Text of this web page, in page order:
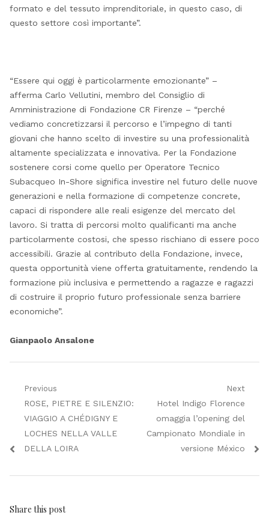
formato e del tessuto imprenditoriale, in questo caso, di
questo settore così importante”.
“Essere qui oggi è particolarmente emozionante” –
afferma Carlo Vellutini, membro del Consiglio di
Amministrazione di Fondazione CR Firenze – “perché
vediamo concretizzarsi il percorso e l’impegno di tanti
giovani che hanno scelto di investire su una professionalità
altamente specializzata e innovativa. Per la Fondazione
sostenere corsi come quello per Operatore Tecnico
Subacqueo In-Shore significa investire nel futuro delle nuove
generazioni e nella formazione di competenze concrete,
capaci di rispondere alle reali esigenze del mercato del
lavoro. Si tratta di percorsi molto qualificanti ma anche
particolarmente costosi, che spesso rischiano di essere poco
accessibili. Grazie al contributo della Fondazione, invece,
questa opportunità viene offerta gratuitamente, rendendo la
formazione più inclusiva e permettendo a ragazze e ragazzi
di costruire il proprio futuro professionale senza barriere
economiche”.
Gianpaolo Ansalone
Navigazione
articoli
Previous
Previous
post:
ROSE, PIETRE E SILENZIO:
VIAGGIO A CHÉDIGNY E
LOCHES NELLA VALLE
DELLA LOIRA
Next
Next
post:
Hotel Indigo Florence
omaggia l’opening del
Campionato Mondiale in
versione México
Share this post